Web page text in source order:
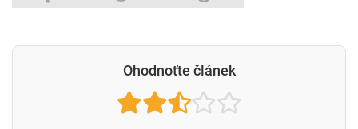
Ohodnoťte článek